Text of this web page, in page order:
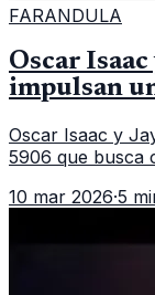
FARANDULA
Oscar
impulsan
Oscar Isaac y
5906 que busca
10 mar 2026·5